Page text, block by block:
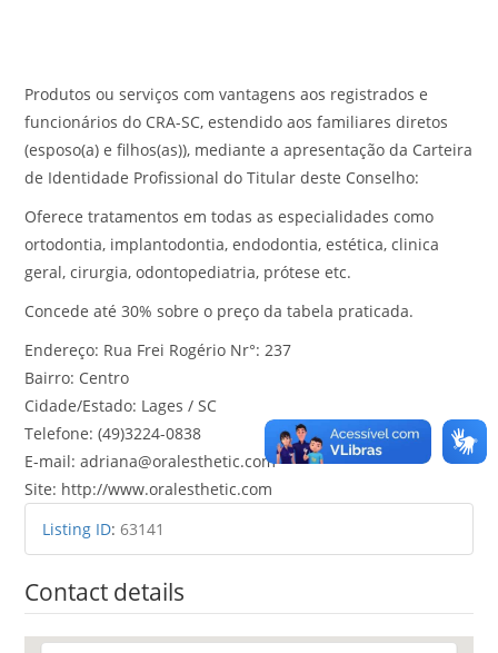
Produtos ou serviços com vantagens aos registrados e
funcionários do CRA-SC, estendido aos familiares diretos
(esposo(a) e filhos(as)), mediante a apresentação da Carteira
de Identidade Profissional do Titular deste Conselho:
Oferece tratamentos em todas as especialidades como
ortodontia, implantodontia, endodontia, estética, clinica
geral, cirurgia, odontopediatria, prótese etc.
Concede até 30% sobre o preço da tabela praticada.
Endereço: Rua Frei Rogério Nr°: 237
Bairro: Centro
Cidade/Estado: Lages / SC
Telefone: (49)3224-0838
E-mail: adriana@oralesthetic.com
Site: http://www.oralesthetic.com
Listing ID:63141
Contact details